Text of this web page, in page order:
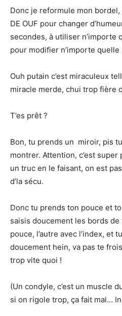
Donc je reformule mon
DE OUF pour changer
secondes, à utiliser n’importe
pour modifier n’importe
Ouh putain c’est miraculeux
miracle merde, chui trop fière
T’es prêt ?
Bon, tu prends un miroir, pis
montrer. Attention, c’est
un truc en le faisant, on est
d’la sécu.
Donc tu prends ton pouce et
saisis doucement les bords de
pouce, l’autre avec l’index, et
doucement hein, va pas te
trop vite quoi !
(Un condyle, c’est un muscle
si on rigole trop, ça fait mal…